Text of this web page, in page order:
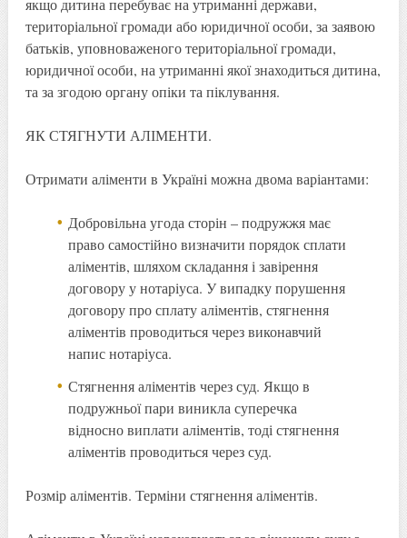
якщо дитина перебуває на утриманні держави,
територіальної громади або юридичної особи, за заявою
батьків, уповноваженого територіальної громади,
юридичної особи, на утриманні якої знаходиться дитина,
та за згодою органу опіки та піклування.
ЯК СТЯГНУТИ АЛІМЕНТИ.
Отримати аліменти в Україні можна двома варіантами:
Добровільна угода сторін – подружжя має
право самостійно визначити порядок сплати
аліментів, шляхом складання і завірення
договору у нотаріуса. У випадку порушення
договору про сплату аліментів, стягнення
аліментів проводиться через виконавчий
напис нотаріуса.
Стягнення аліментів через суд. Якщо в
подружньої пари виникла суперечка
відносно виплати аліментів, тоді стягнення
аліментів проводиться через суд.
Розмір аліментів. Терміни стягнення аліментів.